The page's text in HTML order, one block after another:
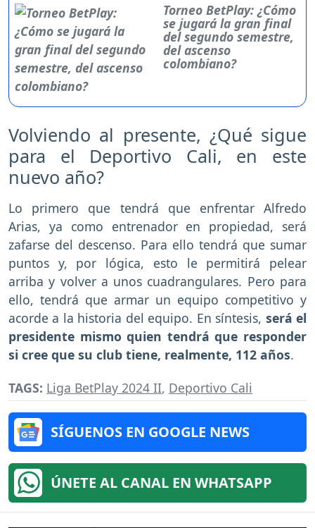
Torneo BetPlay: ¿Cómo
se jugará la gran final
del segundo semestre,
del ascenso
colombiano?
Volviendo al presente, ¿Qué sigue
para el Deportivo Cali, en este
nuevo año?
Lo primero que tendrá que enfrentar Alfredo
Arias, ya como entrenador en propiedad, será
zafarse del descenso. Para ello tendrá que sumar
puntos y, por lógica, esto le permitirá pelear
arriba y volver a unos cuadrangulares. Pero para
ello, tendrá que armar un equipo competitivo y
acorde a la historia del equipo. En síntesis, será el
presidente mismo quien tendrá que responder
si cree que su club tiene, realmente, 112 años.
TAGS: Liga BetPlay 2024 II, Deportivo Cali
SÍGUENOS EN GOOGLE NEWS
ÚNETE AL CANAL EN WHATSAPP